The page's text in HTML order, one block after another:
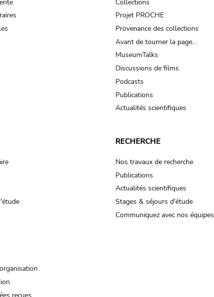
Collections
Projet PROCHE
Provenance des collections
Avant de tourner la page…
MuseumTalks
Discussions de films
Podcasts
Publications
Actualités scientifiques
RECHERCHE
Nos travaux de recherche
Publications
Actualités scientifiques
Stages & séjours d'étude
Communiquez avec nos équipes
reçues